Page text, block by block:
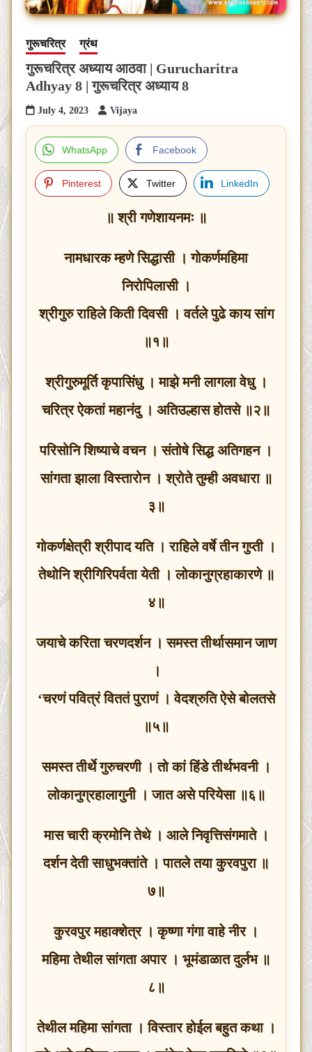
गुरूचरित्र ग्रंथ
गुरूचरित्र अध्याय आठवा | Gurucharitra
Adhyay 8 | गुरूचरित्र अध्याय 8
July 4, 2023 Vijaya
WhatsApp Facebook
Pinterest Twitter LinkedIn
॥ श्री गणेशायनमः ॥
नामधारक म्हणे सिद्धासी । गोकर्णमहिमा
निरोपिलासी ।
श्रीगुरु राहिले किती दिवसी । वर्तले पुढे काय सांग
॥१॥
श्रीगुरुमूर्ति कृपासिंधु । माझे मनी लागला वेधु ।
चरित्र ऐकतां महानंदु । अतिउल्हास होतसे ॥२॥
परिसोनि शिष्याचे वचन । संतोषे सिद्ध अतिगहन ।
सांगता झाला विस्तारोन । श्रोते तुम्ही अवधारा ॥
३॥
गोकर्णक्षेत्री श्रीपाद यति । राहिले वर्षे तीन गुप्ती ।
तेथोनि श्रीगिरिपर्वता येती । लोकानुग्रहाकारणे ॥
४॥
जयाचे करिता चरणदर्शन । समस्त तीर्थासमान जाण
।
‘चरणं पवित्रं विततं पुराणं । वेदश्रुति ऐसे बोलतसे
॥५॥
समस्त तीर्थे गुरुचरणी । तो कां हिंडे तीर्थभवनी ।
लोकानुग्रहालागुनी । जात असे परियेसा ॥६॥
मास चारी क्रमोनि तेथे । आले निवृत्तिसंगमाते ।
दर्शन देती साधुभक्तांते । पातले तया कुरवपुरा ॥
७॥
कुरवपुर महाक्शेत्र । कृष्णा गंगा वाहे नीर ।
महिमा तेथील सांगता अपार । भूमंडाळात दुर्लभ ॥
८॥
तेथील महिमा सांगता । विस्तार होईल बहुत कथा ।